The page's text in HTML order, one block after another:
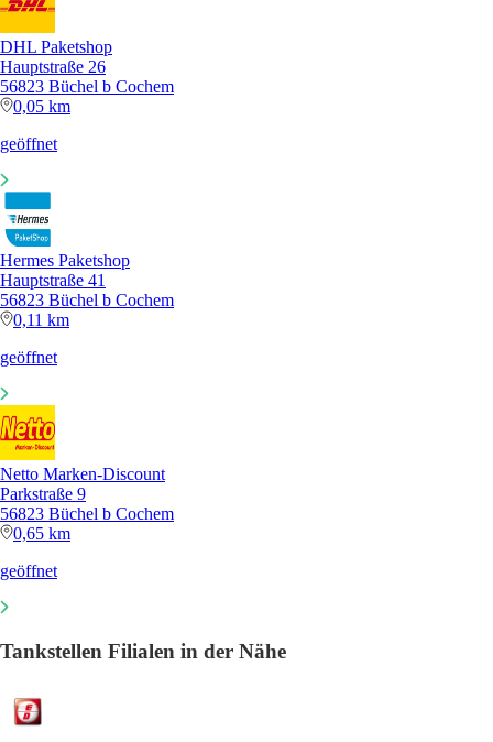
DHL Paketshop
Hauptstraße 26
56823 Büchel b Cochem
0,05 km
geöffnet
Hermes Paketshop
Hauptstraße 41
56823 Büchel b Cochem
0,11 km
geöffnet
Netto Marken-Discount
Parkstraße 9
56823 Büchel b Cochem
0,65 km
geöffnet
Tankstellen Filialen in der Nähe